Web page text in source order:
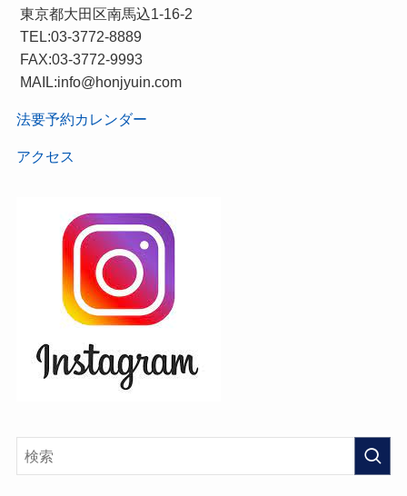
東京都大田区南馬込1-16-2
TEL:03-3772-8889
FAX:03-3772-9993
MAIL:info@honjyuin.com
法要予約カレンダー
アクセス